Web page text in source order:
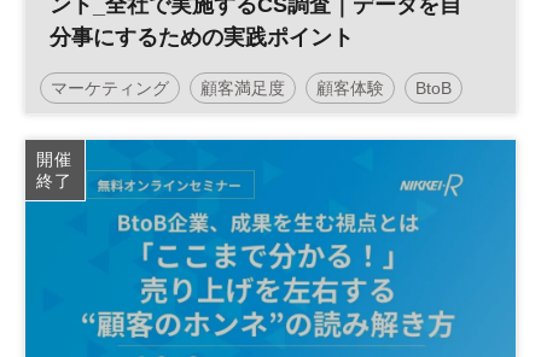
分事にするための実践ポイント
マーケティング 顧客満足度 顧客体験 BtoB
CX
参加無料
開催
終了